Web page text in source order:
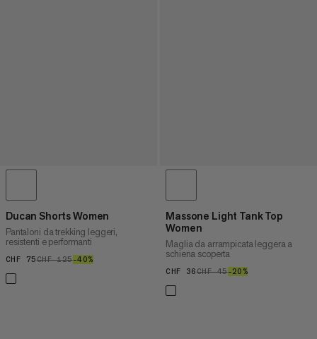
Ducan Shorts Women
Pantaloni da trekking leggeri,
resistenti e performanti
CHF 75CHF 75
CHF 125CHF 125
–40%
Massone Light Tank Top
Women
Maglia da arrampicata leggera a
schiena scoperta
CHF 36CHF 36
CHF 45CHF 45
–20%